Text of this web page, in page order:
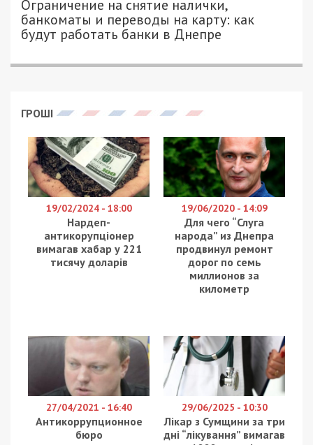
ДЛЯ 49000.COM.UA
Украины, в мире планируют создание
нацизмом во времена Второй мировой. Об этом
Глава государства рассказал, что переговоры
ведутся с США, Великобританией, Польшей,
странами Балтии, а также структурами
Европейского союза. Президент Украины
подчеркнул, что Путин напал не только на нашу
страну – он объявил войну всему
демократическому миру. В дальнейшем будет
закрыто воздушное пространство нашей для
противника, введены новые санкции против
этого, он призвал украинцев доверять
только
официальным источникам.